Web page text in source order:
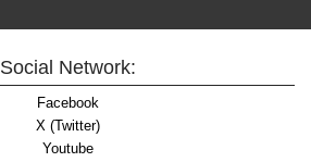
Social Network:
Facebook
X (Twitter)
Youtube